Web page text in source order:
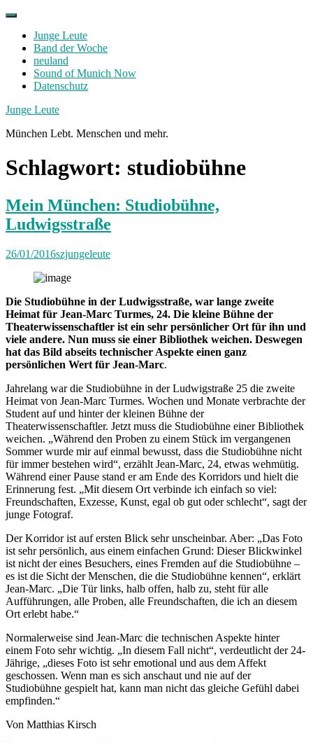
Skip
contentJunge Leute
Band der Woche
neuland
Sound of Munich Now
Datenschutz
Facebook
Twitter
Instagram
Junge Leute
München Lebt. Menschen und mehr.
Schlagwort: studiobühne
Mein München: Studiobühne,
Ludwigsstraße
26/01/2016szjungeleute
Die Studiobühne in der Ludwigsstraße, war lange zweite
Heimat für Jean-Marc Turmes, 24. Die kleine Bühne der
Theaterwissenschaftler ist ein sehr persönlicher Ort für ihn und
viele andere. Nun muss sie einer Bibliothek weichen. Deswegen
hat das Bild abseits technischer Aspekte einen ganz
persönlichen Wert für Jean-Marc.
Jahrelang war die Studiobühne in der Ludwigstraße 25 die zweite
Heimat von Jean-Marc Turmes. Wochen und Monate verbrachte der
Student auf und hinter der kleinen Bühne der
Theaterwissenschaftler. Jetzt muss die Studiobühne einer Bibliothek
weichen. „Während den Proben zu einem Stück im vergangenen
Sommer wurde mir auf einmal bewusst, dass die Studiobühne nicht
für immer bestehen wird“, erzählt Jean-Marc, 24, etwas wehmütig.
Während einer Pause stand er am Ende des Korridors und hielt die
Erinnerung fest. „Mit diesem Ort verbinde ich einfach so viel:
Freundschaften, Exzesse, Kunst, egal ob gut oder schlecht“, sagt der
junge Fotograf.
Der Korridor ist auf ersten Blick sehr unscheinbar. Aber: „Das Foto
ist sehr persönlich, aus einem einfachen Grund: Dieser Blickwinkel
ist nicht der eines Besuchers, eines Fremden auf die Studiobühne –
es ist die Sicht der Menschen, die die Studiobühne kennen“, erklärt
Jean-Marc. „Die Tür links, halb offen, halb zu, steht für alle
Aufführungen, alle Proben, alle Freundschaften, die ich an diesem
Ort erlebt habe.“
Normalerweise sind Jean-Marc die technischen Aspekte hinter
einem Foto sehr wichtig. „In diesem Fall nicht“, verdeutlicht der 24-
Jährige, „dieses Foto ist sehr emotional und aus dem Affekt
geschossen. Wenn man es sich anschaut und nie auf der
Studiobühne gespielt hat, kann man nicht das gleiche Gefühl dabei
empfinden.“
Von Matthias Kirsch